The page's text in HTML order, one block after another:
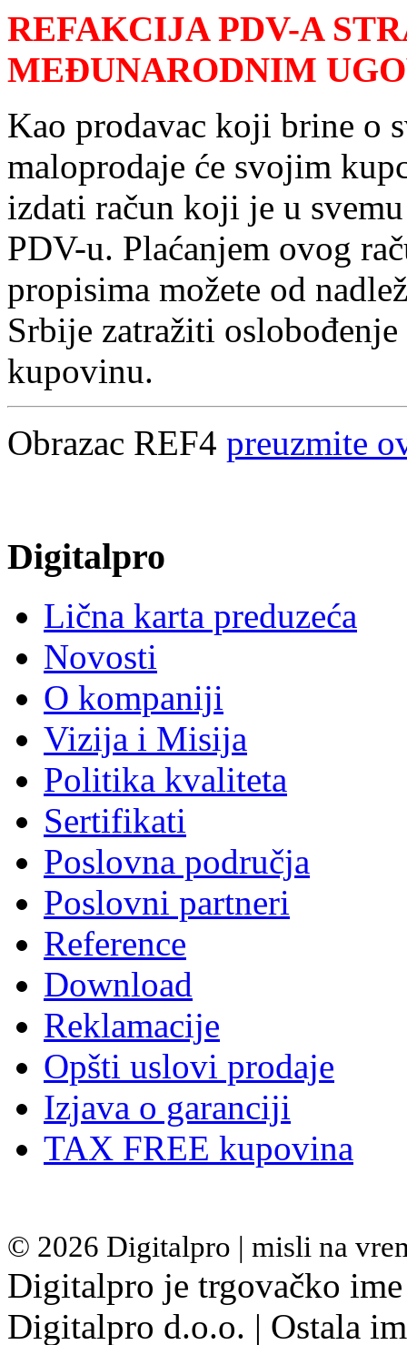
REFAKCIJA PDV-A
MEĐUNARODNIM
Kao prodavac koji brine o
maloprodaje će svojim
izdati račun koji je u
PDV-u. Plaćanjem ovog
propisima možete od
Srbije zatražiti
kupovinu.
Obrazac REF4 preuzmite
Digitalpro
Lična karta preduzeća
Novosti
O kompaniji
Vizija i Misija
Politika kvaliteta
Sertifikati
Poslovna područja
Poslovni partneri
Reference
Download
Reklamacije
Opšti uslovi prodaje
Izjava o garanciji
TAX FREE kupovina
© 2026 Digitalpro | misli na
Digitalpro je trgovačko
Digitalpro d.o.o. | Ostala